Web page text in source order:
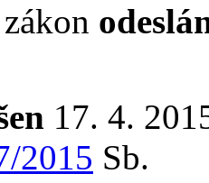
17. 4.
2015 Sb.